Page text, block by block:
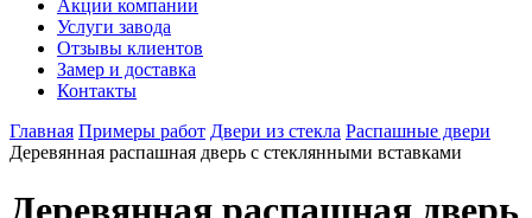
Акции компании
Услуги завода
Отзывы клиентов
Замер и доставка
Контакты
Главная Примеры работ Двери из стекла Распашные двери
Деревянная распашная дверь с стеклянными вставками